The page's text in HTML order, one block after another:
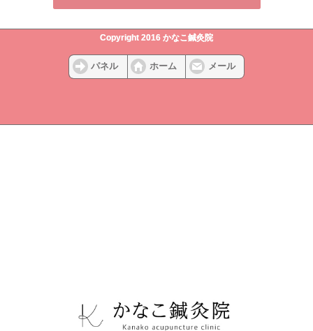
Copyright 2016 かなこ鍼灸院
パネル ホーム メール